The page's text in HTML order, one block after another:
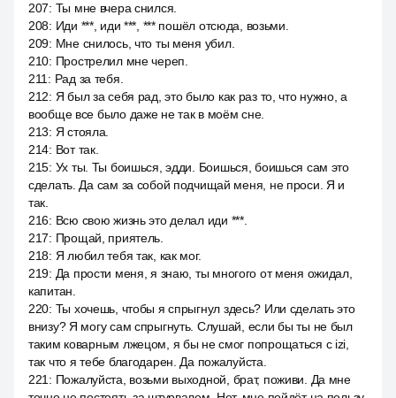
207: Ты мне вчера снился.
208: Иди ***, иди ***, *** пошёл отсюда, возьми.
209: Мне снилось, что ты меня убил.
210: Прострелил мне череп.
211 : Рад за тебя.
212: Я был за себя рад, это было как раз то, что нужно, а
вообще все было даже не так в моём сне.
213: Я стояла.
214: Вот так.
215: Ух ты. Ты боишься, эдди. Боишься, боишься сам это
сделать. Да сам за собой подчищай меня, не проси. Я и
так.
216: Всю свою жизнь это делал иди ***.
217: Прощай, приятель.
218: Я любил тебя так, как мог.
219: Да прости меня, я знаю, ты многого от меня ожидал,
капитан.
220: Ты хочешь, чтобы я спрыгнул здесь? Или сделать это
внизу? Я могу сам спрыгнуть. Слушай, если бы ты не был
таким коварным лжецом, я бы не смог попрощаться с izi,
так что я тебе благодарен. Да пожалуйста.
221 : Пожалуйста, возьми выходной, брат, поживи. Да мне